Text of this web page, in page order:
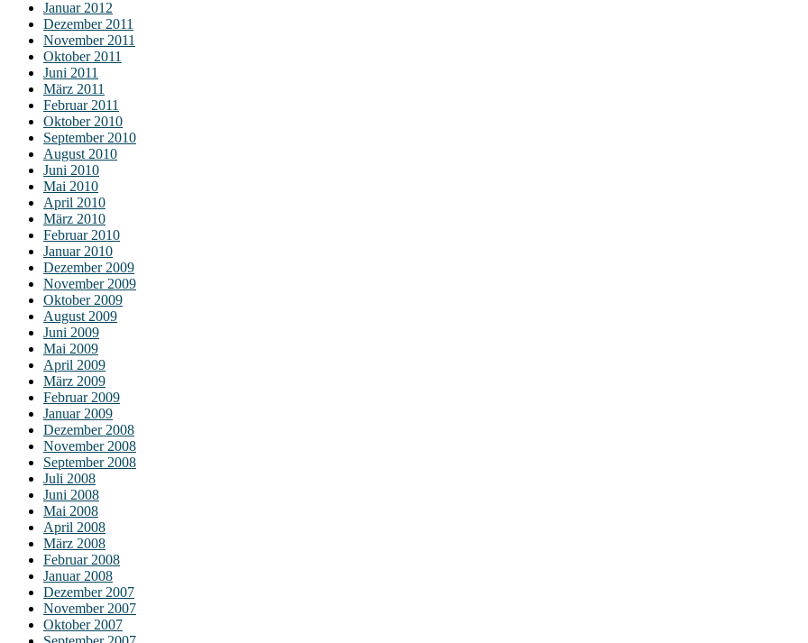
Januar 2012
Dezember 2011
November 2011
Oktober 2011
Juni 2011
März 2011
Februar 2011
Oktober 2010
September 2010
August 2010
Juni 2010
Mai 2010
April 2010
März 2010
Februar 2010
Januar 2010
Dezember 2009
November 2009
Oktober 2009
August 2009
Juni 2009
Mai 2009
April 2009
März 2009
Februar 2009
Januar 2009
Dezember 2008
November 2008
September 2008
Juli 2008
Juni 2008
Mai 2008
April 2008
März 2008
Februar 2008
Januar 2008
Dezember 2007
November 2007
Oktober 2007